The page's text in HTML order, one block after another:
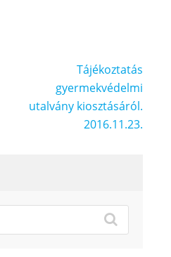
Tájékoztatás
gyermekvédelmi
utalvány kiosztásáról.
2016.11.23.